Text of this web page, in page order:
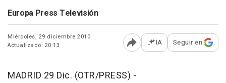
Europa Press Televisión
Miércoles, 29 diciembre 2010
Actualizado: 20:13
Abrir opciones para
IA Seguir en
MADRID 29 Dic. (OTR/PRESS) -